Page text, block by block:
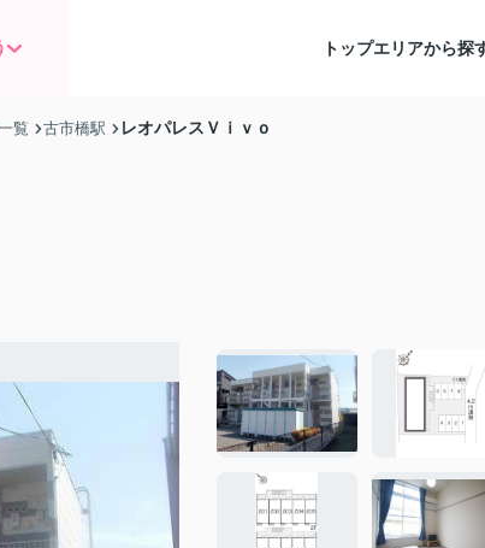
トップエリアから探
覧 古市橋駅 レオパレスＶｉｖｏ